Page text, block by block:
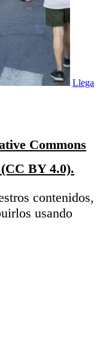
Llega
Commons
BY 4.0).
contenidos,
usando